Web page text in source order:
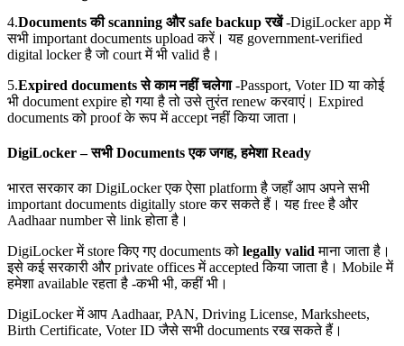
4.Documentsकी scanning और safe backupरखें-DigiLocker app में
सभी important documents upload करें। यह government-verified
digital locker है जो court में भी valid है।
5.Expired documentsसे काम नहीं चलेगा-Passport, Voter ID या कोई
भी document expire हो गया है तो उसे तुरंत renew करवाएं। Expired
documents को proof के रूप में accept नहीं किया जाता।
DigiLocker – सभी Documents एक जगह, हमेशा Ready
भारत सरकार का DigiLocker एक ऐसा platform है जहाँ आप अपने सभी
important documents digitally store कर सकते हैं। यह free है और
Aadhaar number से link होता है।
DigiLocker में store किए गए documents को legally valid माना जाता है।
इसे कई सरकारी और private offices में accepted किया जाता है। Mobile में
हमेशा available रहता है -कभी भी, कहीं भी।
DigiLocker में आप Aadhaar, PAN, Driving License, Marksheets,
Birth Certificate, Voter ID जैसे सभी documents रख सकते हैं।